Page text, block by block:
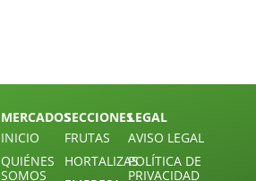
MERCADOS
INICIO
QUIÉNES
SOMOS
SECCIONES
FRUTAS
HORTALIZAS
LEGAL
AVISO LEGAL
POLÍTICA DE
PRIVACIDAD